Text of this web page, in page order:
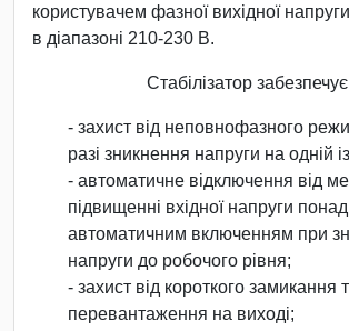
користувачем фазної вихідної
в діапазоні 210-230 В.
Стабілізатор
- захист від неповнофазного
разі зникнення напруги на одній
- автоматичне відключення від
підвищенні вхідної напруги
автоматичним включенням при
напруги до робочого рівня;
- захист від короткого замикання
перевантаження на виході;